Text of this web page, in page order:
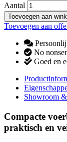
Aantal
Toevoegen aan
Toevoegen aan
No
Goed en
Showroom
Compacte
praktisch en